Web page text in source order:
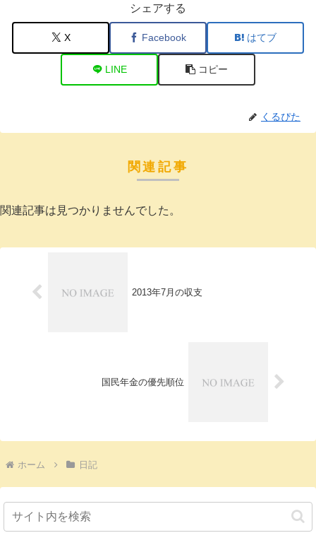
シェアする
X Facebook はてブ
LINE コピー
くるぴた
関連記事
関連記事は見つかりませんでした。
2013年7月の収支
国民年金の優先順位
ホーム 日記